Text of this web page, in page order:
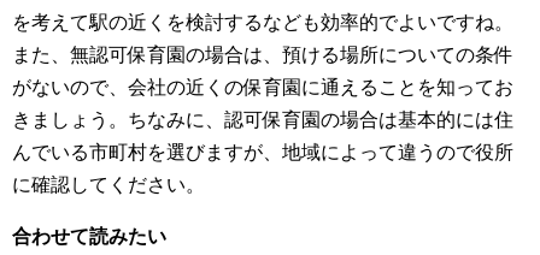
を考えて駅の近くを検討するなども効率的でよいですね。
また、無認可保育園の場合は、預ける場所についての条件
がないので、会社の近くの保育園に通えることを知ってお
きましょう。ちなみに、認可保育園の場合は基本的には住
んでいる市町村を選びますが、地域によって違うので役所
に確認してください。
合わせて読みたい